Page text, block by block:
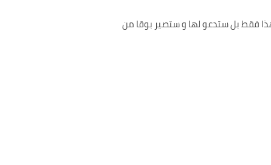
فقط بل ستدعو لها و ستصير بوقا من